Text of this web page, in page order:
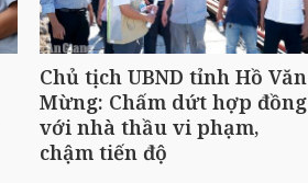
Chủ tịch UBND tỉnh Hồ Văn
Mừng: Chấm dứt hợp đồng
với nhà thầu vi phạm,
chậm tiến độ